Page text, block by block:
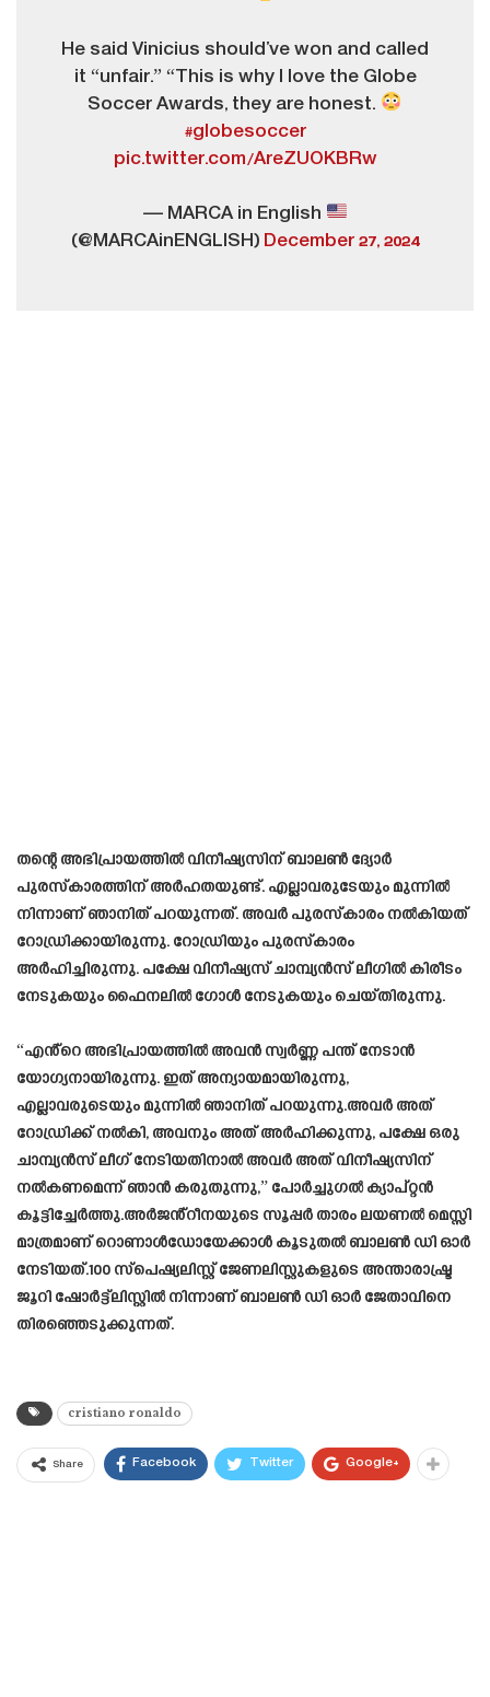
He said Vinicius should’ve won and called
it “unfair.” “This is why I love the Globe
Soccer Awards, they are honest.
#globesoccer
pic.twitter.com/AreZUOKBRw
— MARCA in English
(@MARCAinENGLISH) December 27, 2024
തന്റെ അഭിപ്രായത്തിൽ വിനീഷ്യസിന് ബാലൺ ദ്യോർ
പുരസ്കാരത്തിന് അർഹതയുണ്ട്. എല്ലാവരുടേയും മുന്നിൽ
നിന്നാണ് ഞാനിത് പറയുന്നത്. അവർ പുരസ്കാരം നൽകിയത്
റോഡ്രിക്കായിരുന്നു. റോഡ്രിയും പുരസ്കാരം
അർഹിച്ചിരുന്നു. പ​​ക്ഷേ വിനീഷ്യസ് ചാമ്പ്യൻസ് ലീഗിൽ കിരീടം
നേടുകയും ഫൈനലിൽ ഗോൾ നേടുകയും ചെയ്തിരുന്നു.
“എൻ്റെ അഭിപ്രായത്തിൽ അവൻ സ്വർണ്ണ പന്ത് നേടാൻ
യോഗ്യനായിരുന്നു. ഇത് അന്യായമായിരുന്നു,
എല്ലാവരുടെയും മുന്നിൽ ഞാനിത് പറയുന്നു.അവർ അത്
റോഡ്രിക്ക് നൽകി, അവനും അത് അർഹിക്കുന്നു, പക്ഷേ ഒരു
ചാമ്പ്യൻസ് ലീഗ് നേടിയതിനാൽ അവർ അത് വിനീഷ്യസിന്
നൽകണമെന്ന് ഞാൻ കരുതുന്നു,” പോർച്ചുഗൽ ക്യാപ്റ്റൻ
കൂട്ടിച്ചേർത്തു.അർജൻ്റീനയുടെ സൂപ്പർ താരം ലയണൽ മെസ്സി
മാത്രമാണ് റൊണാൾഡോയേക്കാൾ കൂടുതൽ ബാലൺ ഡി ഓർ
നേടിയത്.100 സ്പെഷ്യലിസ്റ്റ് ജേണലിസ്റ്റുകളുടെ അന്താരാഷ്ട്ര
ജൂറി ഷോർട്ട്‌ലിസ്റ്റിൽ നിന്നാണ് ബാലൺ ഡി ഓർ ജേതാവിനെ
തിരഞ്ഞെടുക്കുന്നത്.
cristiano ronaldo
Share Facebook Twitter Google+